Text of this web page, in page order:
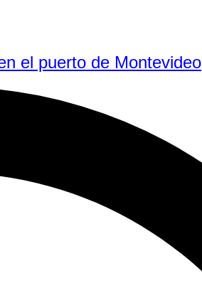
el puerto de Montevideo